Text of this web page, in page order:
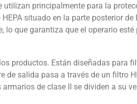
principalmente para la
situado en la parte posterior de
que garantiza que el operario esté
productos. Están diseñadas para
de salida pasa a través de un filtro
de clase II se dividen a su